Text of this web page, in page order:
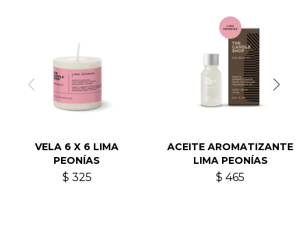
VELA 6 X 6 LIMA
PEONÍAS
$ 325
ACEITE AROMATIZANTE
LIMA PEONÍAS
$ 465